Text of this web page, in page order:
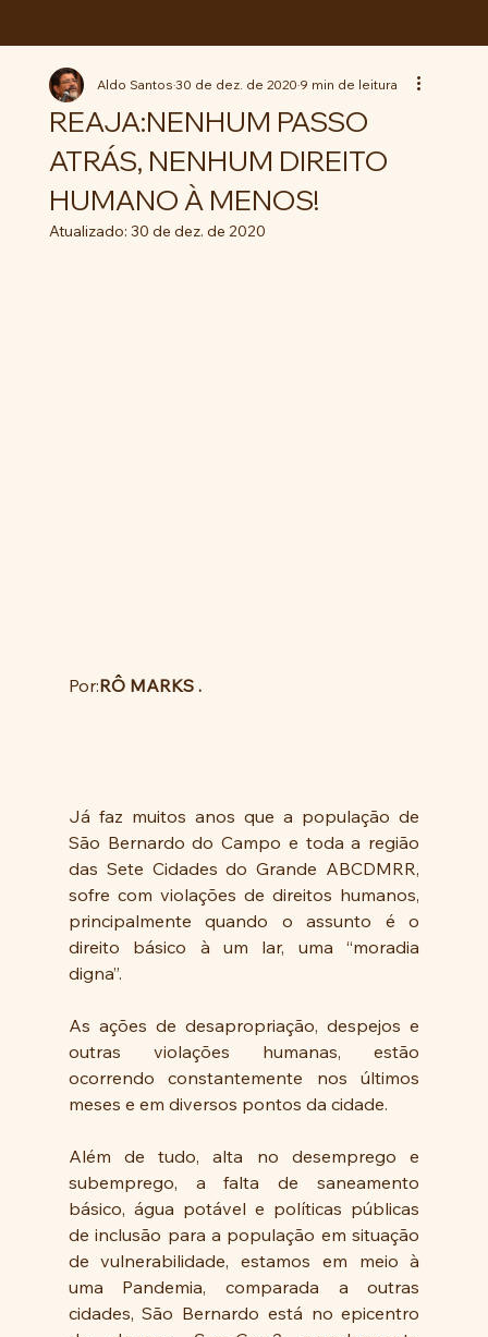
REAJA:NENHUM PASSO
ATRÁS, NENHUM DIREITO
HUMANO À MENOS!
Aldo Santos30 de dez. de 20209 min de leitura
Atualizado: 30 de dez. de 2020
Por:RÔ MARKS .
Já faz muitos anos que a população de
São Bernardo do Campo e toda a região
das Sete Cidades do Grande ABCDMRR,
sofre com violações de direitos humanos,
principalmente quando o assunto é o
direito básico à um lar, uma “moradia
digna”.
As ações de desapropriação, despejos e
outras violações humanas, estão
ocorrendo constantemente nos últimos
meses e em diversos pontos da cidade.
Além de tudo, alta no desemprego e
subemprego, a falta de saneamento
básico, água potável e políticas públicas
de inclusão para a população em situação
de vulnerabilidade, estamos em meio à
uma Pandemia, comparada a outras
cidades, São Bernardo está no epicentro